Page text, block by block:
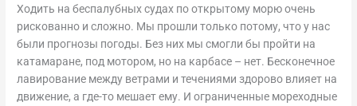
Ходить на беспалубных судах по открытому морю очень
рискованно и сложно. Мы прошли только потому, что у нас
были прогнозы погоды. Без них мы смогли бы пройти на
катамаране, под мотором, но на карбасе – нет. Бесконечное
лавирование между ветрами и течениями здорово влияет на
движение, а где-то мешает ему. И ограниченные мореходные